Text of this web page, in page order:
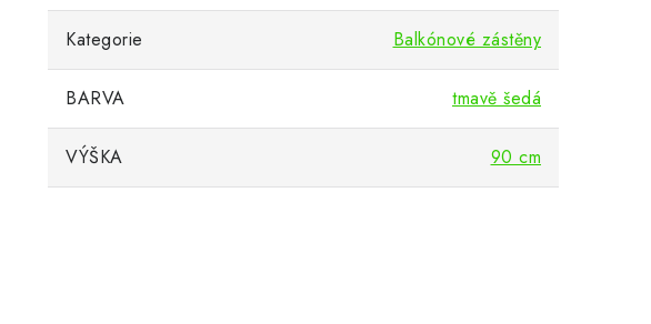
Kategorie Balkónové zástěny
BARVA tmavě šedá
VÝŠKA 90 cm